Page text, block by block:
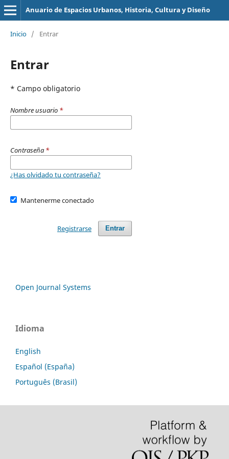
Anuario de Espacios Urbanos, Historia, Cultura y Diseño
Inicio / Entrar
Entrar
* Campo obligatorio
Nombre usuario *
Contraseña *
¿Has olvidado tu contraseña?
Mantenerme conectado
Entrar
Registrarse
Open Journal Systems
Idioma
English
Español (España)
Português (Brasil)